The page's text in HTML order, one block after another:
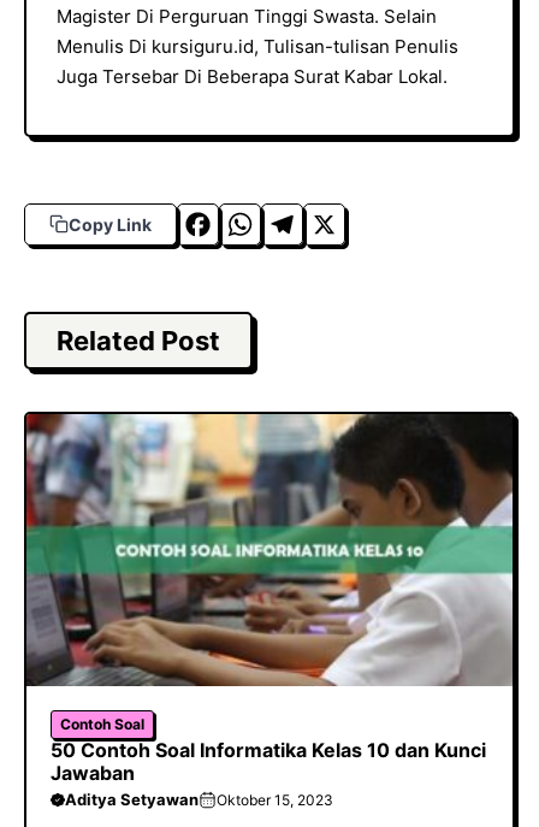
Magister Di Perguruan Tinggi Swasta. Selain
Menulis Di kursiguru.id, Tulisan-tulisan Penulis
Juga Tersebar Di Beberapa Surat Kabar Lokal.
Copy Link
F
a
c
e
b
o
o
k
W
h
a
s
A
p
p
T
el
a
m
X
Related Post
Contoh Soal
50 Contoh Soal Informatika Kelas 10 dan Kunci
Jawaban
Aditya Setyawan Oktober 15, 2023